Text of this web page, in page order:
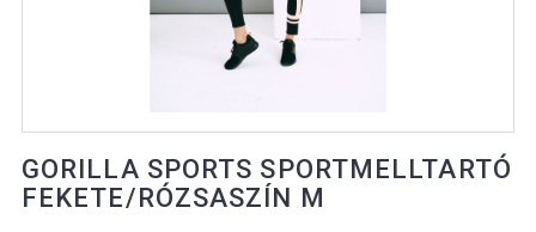
GORILLA SPORTS SPORTMELLTARTÓ
FEKETE/RÓZSASZÍN M